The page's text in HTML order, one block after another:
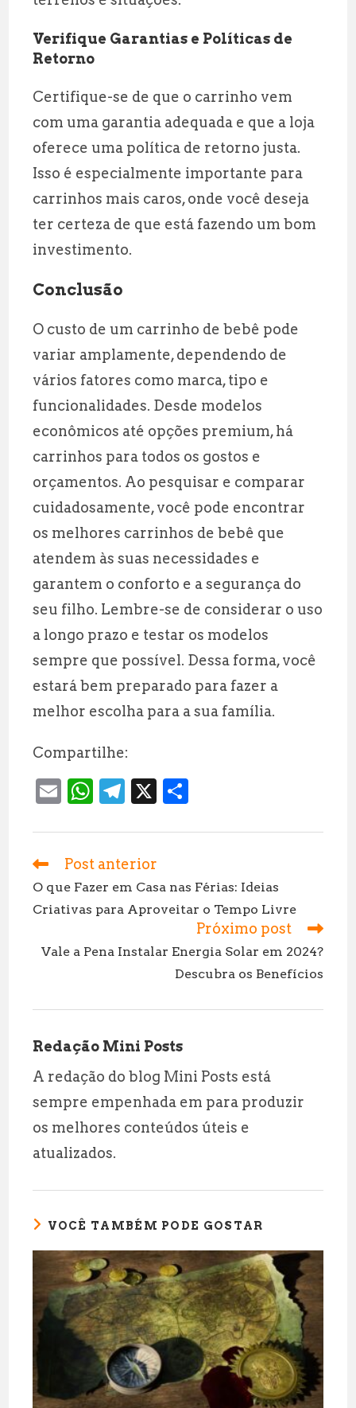
Verifique Garantias e Políticas de
Retorno
Certifique-se de que o carrinho vem
com uma garantia adequada e que a loja
oferece uma política de retorno justa.
Isso é especialmente importante para
carrinhos mais caros, onde você deseja
ter certeza de que está fazendo um bom
investimento.
Conclusão
O custo de um carrinho de bebê pode
variar amplamente, dependendo de
vários fatores como marca, tipo e
funcionalidades. Desde modelos
econômicos até opções premium, há
carrinhos para todos os gostos e
orçamentos. Ao pesquisar e comparar
cuidadosamente, você pode encontrar
os melhores carrinhos de bebê que
atendem às suas necessidades e
garantem o conforto e a segurança do
seu filho. Lembre-se de considerar o uso
a longo prazo e testar os modelos
sempre que possível. Dessa forma, você
estará bem preparado para fazer a
melhor escolha para a sua família.
Compartilhe:
E
ai
l
W
at
s
A
p
p
T
e
g
r
a
m
X
a
e
Leia
artigos
Post anterior
O que Fazer em Casa nas Férias: Ideias
Criativas para Aproveitar o Tempo Livre
Próximo post
Vale a Pena Instalar Energia Solar em 2024?
Descubra os Benefícios
Redação Mini Posts
A redação do blog Mini Posts está
sempre empenhada em para produzir
os melhores conteúdos úteis e
atualizados.
VOCÊ TAMBÉM PODE GOSTAR